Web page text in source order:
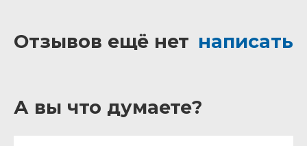
Отзывов ещё нет написать
А вы что думаете?